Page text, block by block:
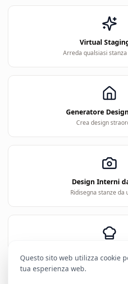
Virtual
Arreda qualsiasi
Generatore
Crea design
Design Interni
Ridisegna stanze da
Ridisegna la cucina
Questo sito web utilizza cookie
tua esperienza web.